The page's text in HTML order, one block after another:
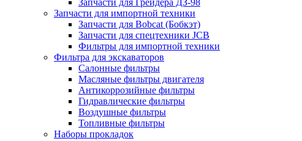
Запчасти для Грейдера ДЗ-98
Запчасти для импортной техники
Запчасти для Bobcat (Бобкэт)
Запчасти для спецтехники JCB
Фильтры для импортной техники
Фильтра для экскаваторов
Салонные фильтры
Масляные фильтры двигателя
Антикоррозийные фильтры
Гидравлические фильтры
Воздушные фильтры
Топливные фильтры
Наборы прокладок